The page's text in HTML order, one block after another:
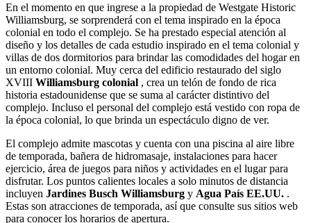
En el momento en que ingrese a la propiedad de Westgate Historic
Williamsburg, se sorprenderá con el tema inspirado en la época
colonial en todo el complejo. Se ha prestado especial atención al
diseño y los detalles de cada estudio inspirado en el tema colonial y
villas de dos dormitorios para brindar las comodidades del hogar en
un entorno colonial. Muy cerca del edificio restaurado del siglo
XVIII Williamsburg colonial , crea un telón de fondo de rica
historia estadounidense que se suma al carácter distintivo del
complejo. Incluso el personal del complejo está vestido con ropa de
la época colonial, lo que brinda un espectáculo digno de ver.
El complejo admite mascotas y cuenta con una piscina al aire libre
de temporada, bañera de hidromasaje, instalaciones para hacer
ejercicio, área de juegos para niños y actividades en el lugar para
disfrutar. Los puntos calientes locales a solo minutos de distancia
incluyen Jardines Busch Williamsburg y Agua País EE.UU. .
Estas son atracciones de temporada, así que consulte sus sitios web
para conocer los horarios de apertura.